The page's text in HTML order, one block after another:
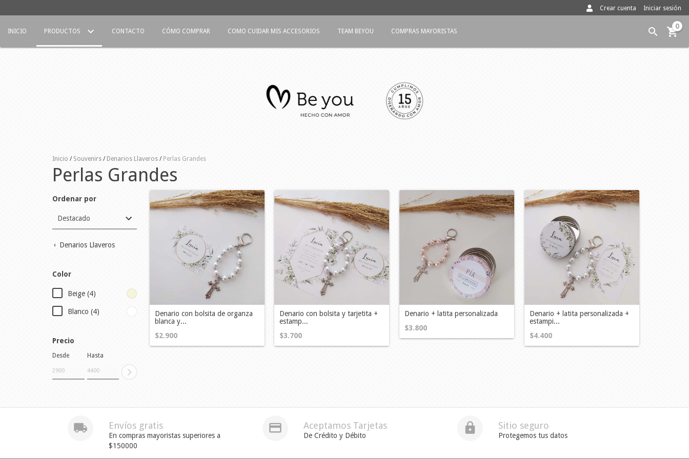
Crear cuenta Iniciar sesión
INICIO PRODUCTOS CONTACTO CÓMO COMPRAR COMO CUIDAR MIS ACCESORIOS TEAM BEYOU COMPRAS MAYORISTAS
0
Inicio / Souvenirs / Denarios Llaveros / Perlas Grandes
Perlas Grandes
Ordenar por
Denarios Llaveros
Color
Beige (4)
Blanco (4)
Precio
Desde Hasta
Denario con bolsita de organza
blanca y...
$2.900
Denario con bolsita y tarjetita +
estamp...
$3.700
Denario + latita personalizada
$3.800
Denario + latita personalizada +
estampi...
$4.400
Envíos gratis
En compras mayoristas superiores a
$150000
Aceptamos Tarjetas
De Crédito y Débito
Sitio seguro
Protegemos tus datos